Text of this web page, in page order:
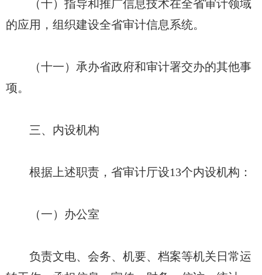
（十）指导和推广信息技术在全省审计领域
的应用，组织建设全省审计信息系统。
（十一）承办省政府和审计署交办的其他事
项。
三、内设机构
根据上述职责，省审计厅设13个内设机构：
（一）办公室
负责文电、会务、机要、档案等机关日常运